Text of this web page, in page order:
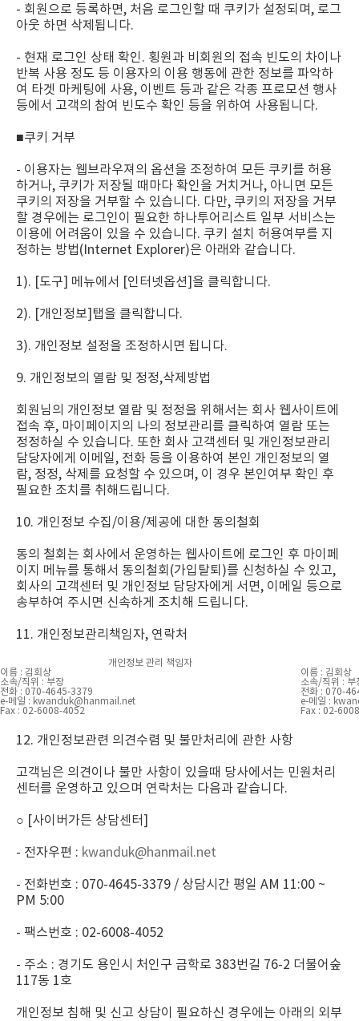
- 회원으로 등록하면, 처음 로그인할 때 쿠키가 설정되며, 로그
아웃 하면 삭제됩니다.
- 현재 로그인 상태 확인. 횡원과 비회원의 접속 빈도의 차이나
반복 사용 정도 등 이용자의 이용 행동에 관한 정보를 파악하
여 타겟 마케팅에 사용, 이벤트 등과 같은 각종 프로모션 행사
등에서 고객의 참여 빈도수 확인 등을 위하여 사용됩니다.
■쿠키 거부
- 이용자는 웹브라우져의 옵션을 조정하여 모든 쿠키를 허용
하거나, 쿠키가 저장될 때마다 확인을 거치거나, 아니면 모든
쿠키의 저장을 거부할 수 있습니다. 다만, 쿠키의 저장을 거부
할 경우에는 로그인이 필요한 하나투어리스트 일부 서비스는
이용에 어려움이 있을 수 있습니다. 쿠키 설치 허용여부를 지
정하는 방법(Internet Explorer)은 아래와 같습니다.
1). [도구] 메뉴에서 [인터넷옵션]을 클릭합니다.
2). [개인정보]탭을 클릭합니다.
3). 개인정보 설정을 조정하시면 됩니다.
9. 개인정보의 열람 및 정정,삭제방법
회원님의 개인정보 열람 및 정정을 위해서는 회사 웹사이트에
접속 후, 마이페이지의 나의 정보관리를 클릭하여 열람 또는
정정하실 수 있습니다. 또한 회사 고객센터 및 개인정보관리
담당자에게 이메일, 전화 등을 이용하여 본인 개인정보의 열
람, 정정, 삭제를 요청할 수 있으며, 이 경우 본인여부 확인 후
필요한 조치를 취해드립니다.
10. 개인정보 수집/이용/제공에 대한 동의철회
동의 철회는 회사에서 운영하는 웹사이트에 로그인 후 마이페
이지 메뉴를 통해서 동의철회(가입탈퇴)를 신청하실 수 있고,
회사의 고객센터 및 개인정보 담당자에게 서면, 이메일 등으로
송부하여 주시면 신속하게 조치해 드립니다.
11. 개인정보관리책임자, 연락처
개인정보 관리 책임자
이름 : 김회상
이름 : 김회상
소속/직위 : 부장
소속/직위 : 부
전화 : 070-4645-3379
전화 : 070-
e-메일 : kwanduk@hanmail.net e-메일 :
Fax : 02-6008-4052
Fax : 02-
12. 개인정보관련 의견수렴 및 불만처리에 관한 사항
고객님은 의견이나 불만 사항이 있을때 당사에서는 민원처리
센터를 운영하고 있으며 연락처는 다음과 같습니다.
○ [사이버가든 상담센터]
- 전자우편 : kwanduk@hanmail.net
- 전화번호 : 070-4645-3379 / 상담시간 평일 AM 11:00 ~
PM 5:00
- 팩스번호 : 02-6008-4052
- 주소 : 경기도 용인시 처인구 금학로 383번길 76-2 더불어숲
117동 1호
개인정보 침해 및 신고 상담이 필요하신 경우에는 아래의 외부